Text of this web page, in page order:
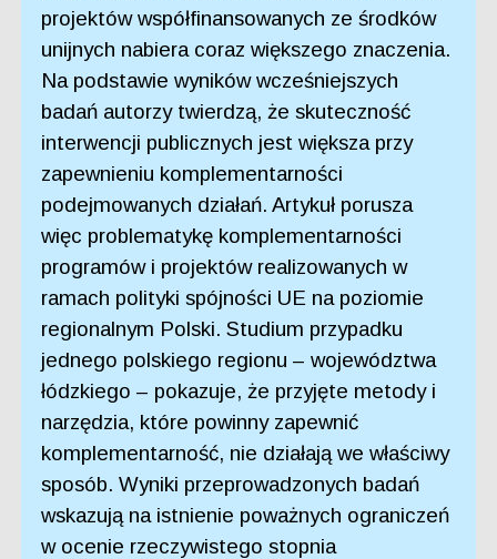
projektów współfinansowanych ze środków
unijnych nabiera coraz większego znaczenia.
Na podstawie wyników wcześniejszych
badań autorzy twierdzą, że skuteczność
interwencji publicznych jest większa przy
zapewnieniu komplementarności
podejmowanych działań. Artykuł porusza
więc problematykę komplementarności
programów i projektów realizowanych w
ramach polityki spójności UE na poziomie
regionalnym Polski. Studium przypadku
jednego polskiego regionu – województwa
łódzkiego – pokazuje, że przyjęte metody i
narzędzia, które powinny zapewnić
komplementarność, nie działają we właściwy
sposób. Wyniki przeprowadzonych badań
wskazują na istnienie poważnych ograniczeń
w ocenie rzeczywistego stopnia